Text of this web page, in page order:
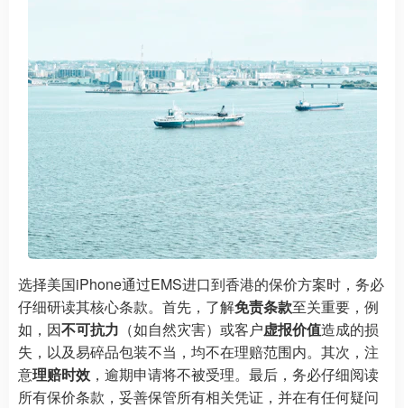
选择美国iPhone通过EMS进口到香港的保价方案时，务必
仔细研读其核心条款。首先，了解免责条款至关重要，例
如，因不可抗力 （如自然灾害）或客户虚报价值造成的损
失，以及易碎品包装不当，均不在理赔范围内。其次，注
意理赔时效 ，逾期申请将不被受理。最后，务必仔细阅读
所有保价条款，妥善保管所有相关凭证，并在有任何疑问